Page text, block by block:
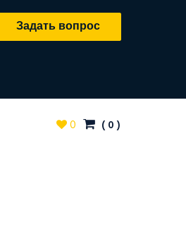
Задать вопрос
0 ( 0)